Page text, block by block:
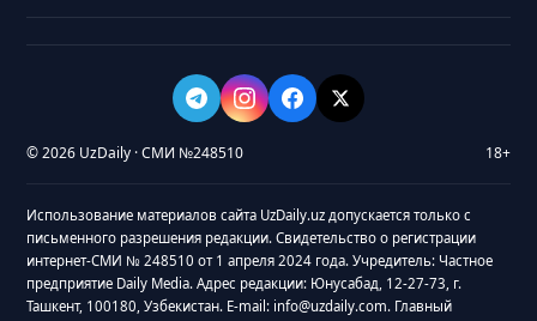
© 2026 UzDaily · СМИ №248510 18+
Использование материалов сайта UzDaily.uz допускается только с
письменного разрешения редакции. Свидетельство о регистрации
интернет-СМИ № 248510 от 1 апреля 2024 года. Учредитель: Частное
предприятие Daily Media. Адрес редакции: Юнусабад, 12-27-73, г.
Ташкент, 100180, Узбекистан. E-mail: info@uzdaily.com. Главный